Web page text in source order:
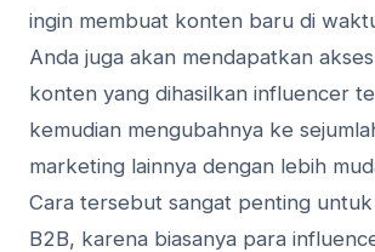
ingin membuat konten baru di
Anda juga akan mendapatkan
konten yang dihasilkan influencer
kemudian mengubahnya ke
marketing lainnya dengan lebih
Cara tersebut sangat penting
B2B, karena biasanya para